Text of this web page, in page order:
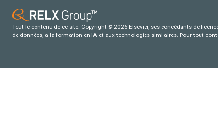
Tout le contenu de ce site: Copyright © 2026 Elsevier, ses concédants de
de données, a la formation en IA et aux technologies similaires. Pour tout